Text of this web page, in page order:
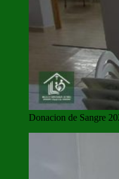
Donacion de Sangre